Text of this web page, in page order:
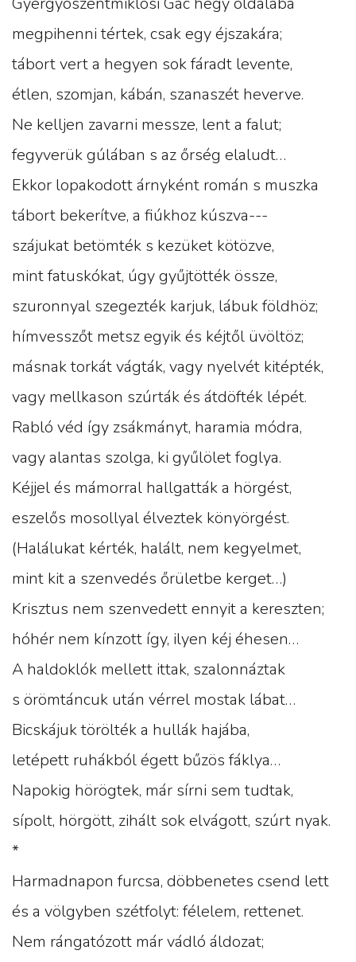
megpihenni tértek, csak egy éjszakára;
tábort vert a hegyen sok fáradt levente,
étlen, szomjan, kábán, szanaszét heverve.
Ne kelljen zavarni messze, lent a falut;
fegyverük gúlában s az őrség elaludt…
Ekkor lopakodott árnyként román s muszka
tábort bekerítve, a fiúkhoz kúszva---
szájukat betömték s kezüket kötözve,
mint fatuskókat, úgy gyűjtötték össze,
szuronnyal szegezték karjuk, lábuk földhöz;
hímvesszőt metsz egyik és kéjtől üvöltöz;
másnak torkát vágták, vagy nyelvét kitépték,
vagy mellkason szúrták és átdöfték lépét.
Rabló véd így zsákmányt, haramia módra,
vagy alantas szolga, ki gyűlölet foglya.
Kéjjel és mámorral hallgatták a hörgést,
eszelős mosollyal élveztek könyörgést.
(Halálukat kérték, halált, nem kegyelmet,
mint kit a szenvedés őrületbe kerget…)
Krisztus nem szenvedett ennyit a kereszten;
hóhér nem kínzott így, ilyen kéj éhesen…
A haldoklók mellett ittak, szalonnáztak
s örömtáncuk után vérrel mostak lábat…
Bicskájuk törölték a hullák hajába,
letépett ruhákból égett bűzös fáklya…
Napokig hörögtek, már sírni sem tudtak,
sípolt, hörgött, zihált sok elvágott, szúrt nyak.
*
Harmadnapon furcsa, döbbenetes csend lett
és a völgyben szétfolyt: félelem, rettenet.
Nem rángatózott már vádló áldozat;